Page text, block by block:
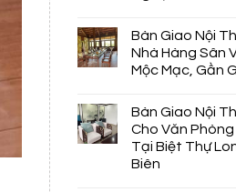
Bàn Giao Nội
Nhà Hàng Sân
Mộc Mạc, Gần
Bàn Giao Nội
Cho Văn Phòng
Tại Biệt Thự
Biên